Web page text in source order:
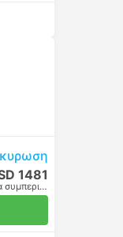
1481
όχημα, όλα συμπεριλαμβανομένου